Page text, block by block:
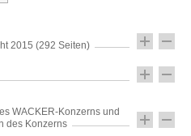
2015 (292 Seiten)
WACKER-Konzerns und
des Konzerns